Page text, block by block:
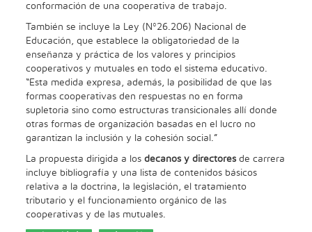
conformación de una cooperativa de trabajo.
También se incluye la Ley (Nº26.206) Nacional de
Educación, que establece la obligatoriedad de la
enseñanza y práctica de los valores y principios
cooperativos y mutuales en todo el sistema educativo.
“Esta medida expresa, además, la posibilidad de que las
formas cooperativas den respuestas no en forma
supletoria sino como estructuras transicionales allí donde
otras formas de organización basadas en el lucro no
garantizan la inclusión y la cohesión social.”
La propuesta dirigida a los decanos y directoresde carrera
incluye bibliografía y una lista de contenidos básicos
relativa a la doctrina, la legislación, el tratamiento
tributario y el funcionamiento orgánico de las
cooperativas y de las mutuales.